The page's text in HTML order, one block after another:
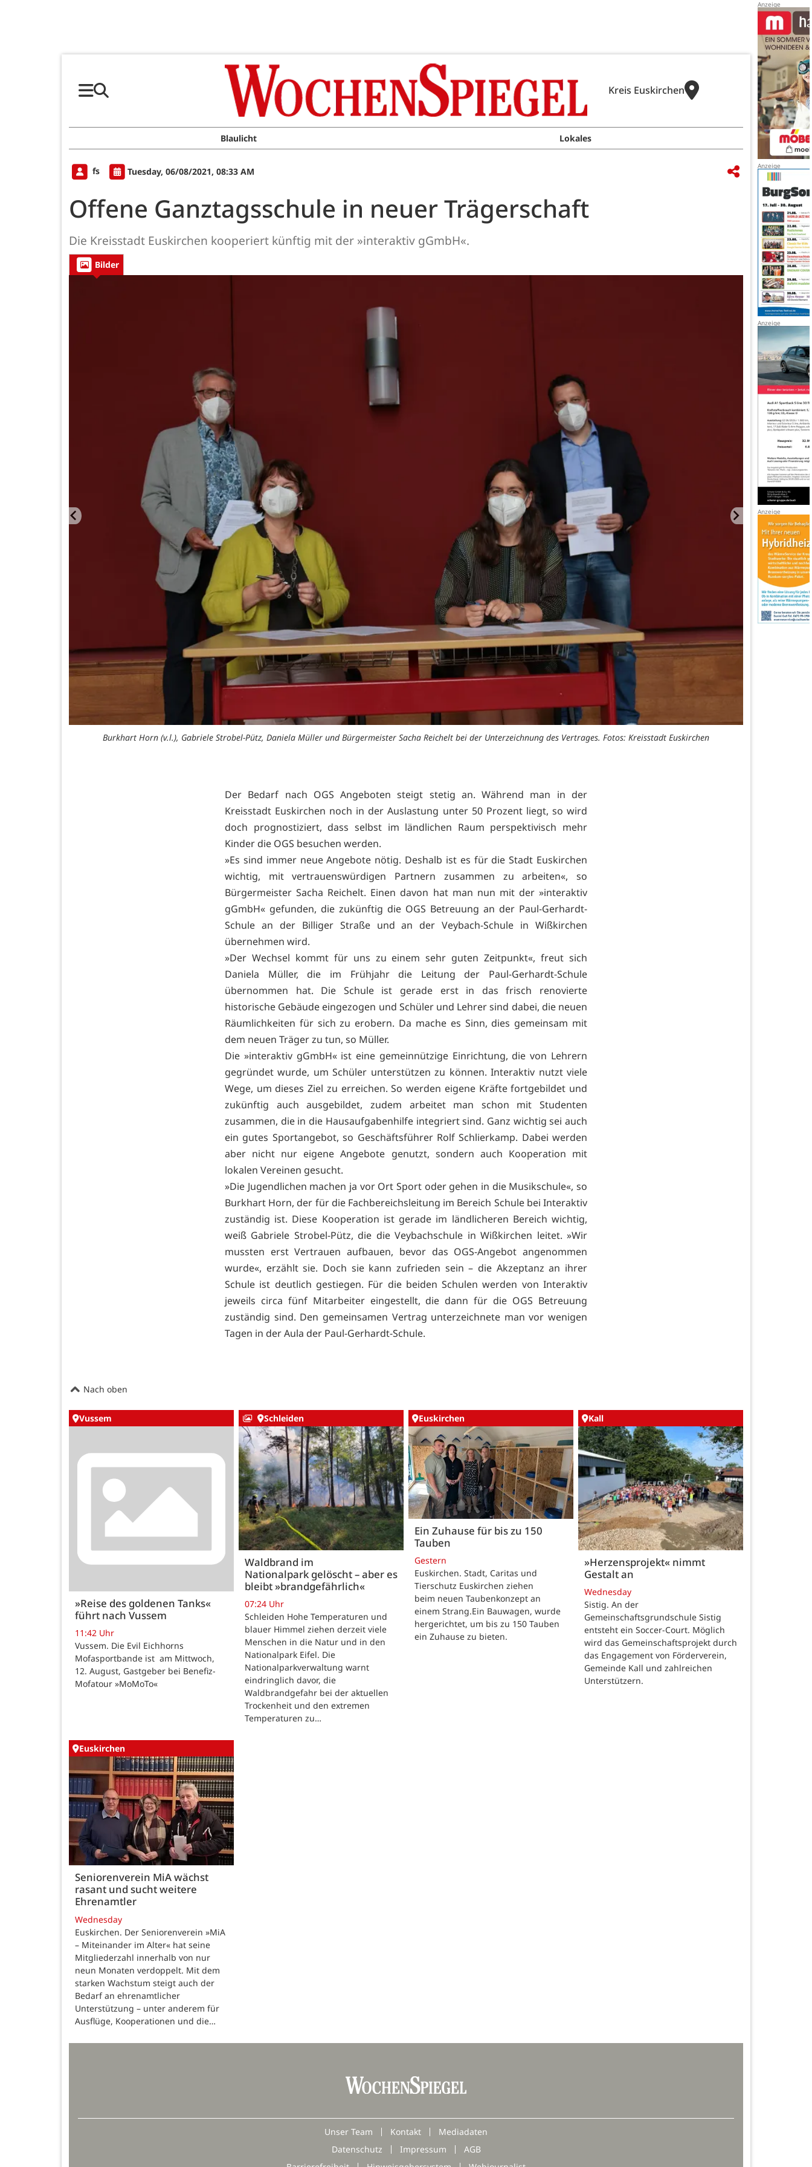
Kreis Euskirchen
Blaulicht Lokales
fs Tuesday, 06/08/2021, 08:33 AM
Offene Ganztagsschule in neuer Trägerschaft
Die Kreisstadt Euskirchen kooperiert künftig mit der »interaktiv gGmbH«.
Bilder
Burkhart Horn (v.l.), Gabriele Strobel-Pütz, Daniela Müller und Bürgermeister Sacha Reichelt bei der Unterzeichnung des Vertrages. Fotos: Kreisstadt Euskirchen
Der Bedarf nach OGS Angeboten steigt stetig an. Während man in der
Kreisstadt Euskirchen noch in der Auslastung unter 50 Prozent liegt, so wird
doch prognostiziert, dass selbst im ländlichen Raum perspektivisch mehr
Kinder die OGS besuchen werden.
»Es sind immer neue Angebote nötig. Deshalb ist es für die Stadt Euskirchen
wichtig, mit vertrauenswürdigen Partnern zusammen zu arbeiten«, so
Bürgermeister Sacha Reichelt. Einen davon hat man nun mit der »interaktiv
gGmbH« gefunden, die zukünftig die OGS Betreuung an der Paul-Gerhardt-
Schule an der Billiger Straße und an der Veybach-Schule in Wißkirchen
übernehmen wird.
»Der Wechsel kommt für uns zu einem sehr guten Zeitpunkt«, freut sich
Daniela Müller, die im Frühjahr die Leitung der Paul-Gerhardt-Schule
übernommen hat. Die Schule ist gerade erst in das frisch renovierte
historische Gebäude eingezogen und Schüler und Lehrer sind dabei, die neuen
Räumlichkeiten für sich zu erobern. Da mache es Sinn, dies gemeinsam mit
dem neuen Träger zu tun, so Müller.
Die »interaktiv gGmbH« ist eine gemeinnützige Einrichtung, die von Lehrern
gegründet wurde, um Schüler unterstützen zu können. Interaktiv nutzt viele
Wege, um dieses Ziel zu erreichen. So werden eigene Kräfte fortgebildet und
zukünftig auch ausgebildet, zudem arbeitet man schon mit Studenten
zusammen, die in die Hausaufgabenhilfe integriert sind. Ganz wichtig sei auch
ein gutes Sportangebot, so Geschäftsführer Rolf Schlierkamp. Dabei werden
aber nicht nur eigene Angebote genutzt, sondern auch Kooperation mit
lokalen Vereinen gesucht.
»Die Jugendlichen machen ja vor Ort Sport oder gehen in die Musikschule«, so
Burkhart Horn, der für die Fachbereichsleitung im Bereich Schule bei Interaktiv
zuständig ist. Diese Kooperation ist gerade im ländlicheren Bereich wichtig,
weiß Gabriele Strobel-Pütz, die die Veybachschule in Wißkirchen leitet. »Wir
mussten erst Vertrauen aufbauen, bevor das OGS-Angebot angenommen
wurde«, erzählt sie. Doch sie kann zufrieden sein – die Akzeptanz an ihrer
Schule ist deutlich gestiegen. Für die beiden Schulen werden von Interaktiv
jeweils circa fünf Mitarbeiter eingestellt, die dann für die OGS Betreuung
zuständig sind. Den gemeinsamen Vertrag unterzeichnete man vor wenigen
Tagen in der Aula der Paul-Gerhardt-Schule.
Nach oben
Vussem
»Reise des goldenen Tanks«
führt nach Vussem
11:42 Uhr
Vussem. Die Evil Eichhorns
Mofasportbande ist am Mittwoch,
12. August, Gastgeber bei Benefiz-
Mofatour »MoMoTo«
Schleiden
Waldbrand im
Nationalpark gelöscht – aber es
bleibt »brandgefährlich«
07:24 Uhr
Schleiden Hohe Temperaturen und
blauer Himmel ziehen derzeit viele
Menschen in die Natur und in den
Nationalpark Eifel. Die
Nationalparkverwaltung warnt
eindringlich davor, die
Waldbrandgefahr bei der aktuellen
Trockenheit und den extremen
Temperaturen zu…
Euskirchen
Ein Zuhause für bis zu 150
Tauben
Gestern
Euskirchen. Stadt, Caritas und
Tierschutz Euskirchen ziehen
beim neuen Taubenkonzept an
einem Strang.Ein Bauwagen, wurde
hergerichtet, um bis zu 150 Tauben
ein Zuhause zu bieten.
Kall
»Herzensprojekt« nimmt
Gestalt an
Wednesday
Sistig. An der
Gemeinschaftsgrundschule Sistig
entsteht ein Soccer-Court. Möglich
wird das Gemeinschaftsprojekt durch
das Engagement von Förderverein,
Gemeinde Kall und zahlreichen
Unterstützern.
Euskirchen
Seniorenverein MiA wächst
rasant und sucht weitere
Ehrenamtler
Wednesday
Euskirchen. Der Seniorenverein »MiA
– Miteinander im Alter« hat seine
Mitgliederzahl innerhalb von nur
neun Monaten verdoppelt. Mit dem
starken Wachstum steigt auch der
Bedarf an ehrenamtlicher
Unterstützung – unter anderem für
Ausflüge, Kooperationen und die…
Unser Team Kontakt
Mediadaten
Datenschutz
Impressum
AGB